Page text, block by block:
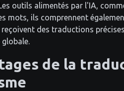
outils alimentés par l'IA,
mots, ils comprennent
des traductions
de la